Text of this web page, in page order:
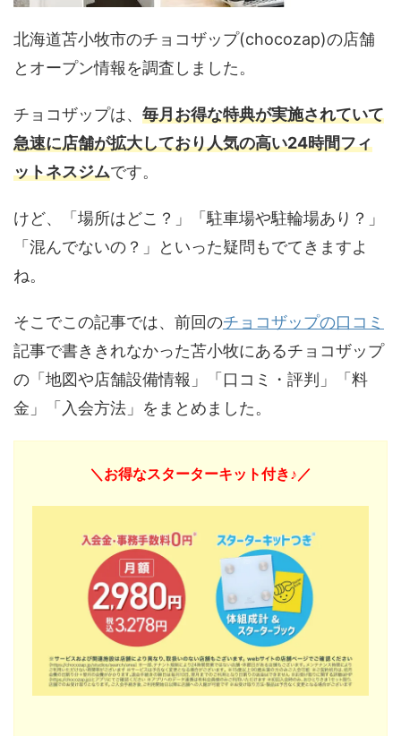
北海道苫小牧市のチョコザップ(chocozap)の店舗
とオープン情報を調査しました。
チョコザップは、 毎月お得な特典が実施されていて
急速に店舗が拡大しており人気の高い24時間フィ
ットネスジムです。
けど、「場所はどこ？」「駐車場や駐輪場あり？」
「混んでないの？」といった疑問もでてきますよ
ね。
そこでこの記事では、前回のチョコザップの口コミ
記事で書ききれなかった苫小牧にあるチョコザップ
の「地図や店舗設備情報」「口コミ・評判」「料
金」「入会方法」をまとめました。
＼お得なスターターキット付き♪／